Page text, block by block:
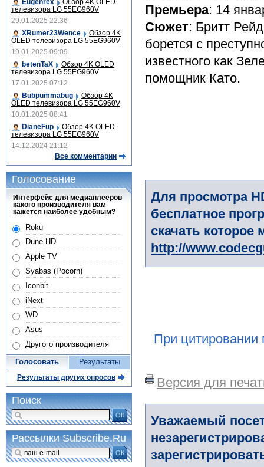
Премьера: 14
Сюжет: Бритт
борется с
известного как
помощник Като.
Для просмотра
бесплатное
скачать
http://
При цитировании
Версия для
Уважаемый
Eugenrex
Обзор 4K OLED
телевизора LG 55EG960V
29.01.2025 22:36
XRumer23Wence
Обзор 4K
OLED телевизора LG 55EG960V
19.01.2025 09:09
betenTaX
Обзор 4K OLED
телевизора LG 55EG960V
17.01.2025 07:12
Bubpummabug
Обзор 4K
OLED телевизора LG 55EG960V
10.01.2025 08:41
DianeFup
Обзор 4K OLED
телевизора LG 55EG960V
14.12.2024 21:12
Все комментарии
Голосование
Интерфейс для медиаплееров
какого производителя вам
кажется наиболее удобным?
Roku
Dune HD
Apple TV
Syabas (Pocorn)
Iconbit
iNext
WD
Asus
Другого производителя
Голосовать Результаты
Результаты других опросов
Поиск
ОК
Рассылки Subscribe.Ru
ОК